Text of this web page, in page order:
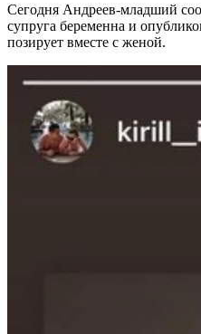
Сегодня Андреев-младший
супруга беременна и
позирует вместе с женой.